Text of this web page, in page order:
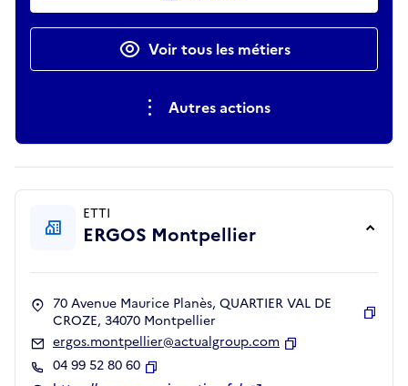
Voir tous les métiers
Autres actions
ETTI
ERGOS Montpellier
70 Avenue Maurice Planès, QUARTIER VAL DE
CROZE, 34070 Montpellier
ergos.montpellier@actualgroup.com
04 99 52 80 60